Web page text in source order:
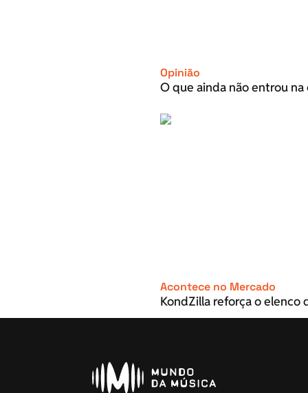
Opinião
O que ainda não entrou
Acontece no Mercado
KondZilla reforça o elenco